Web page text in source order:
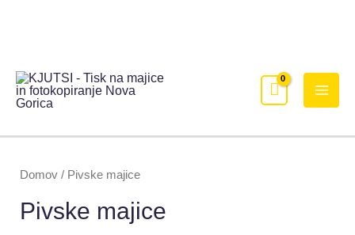
Domov / Pivske majice
Pivske majice